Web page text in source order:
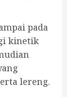
pada
kinetik
lereng.